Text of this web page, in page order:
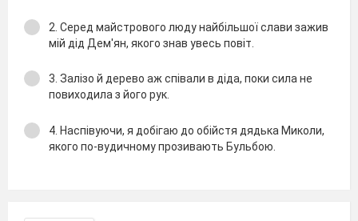
2. Серед майстрового люду найбiльшої слави зажив
мiй дiд Дем'ян, якого знав увесь повiт.
3. Залiзо й дерево аж спiвали в дiда, поки сила не
повиходила з його рук.
4. Наспiвуючи, я добiгаю до обiйстя дядька Миколи,
якого по-вудичному прозивають Бульбою.